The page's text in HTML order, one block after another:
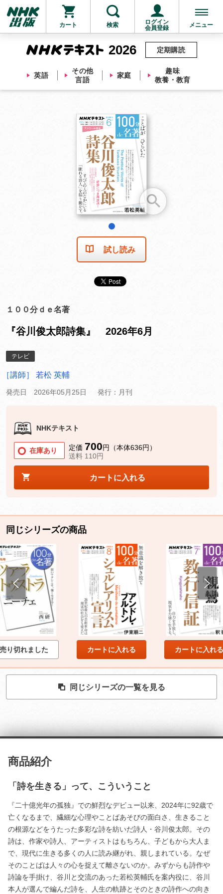
カート 検索
ログイン
会員登録
メニュー
2026
英語
その他
言語
家庭
趣味
教養・教育
定期購読
他にも商品を買う
試し読み
１００分ｄｅ名著
『谷川俊太郎詩集』 2026年6月
テレビ
［講師］ 若松 英輔
発売日 2026年05月25日 発行：月刊
NHKテキスト
在庫あり 定価 700円（本体636円）
送料 110円
カートに入れる
同じシリーズの商品
売り切れました カートに入れる カートに入れる
同じシリーズの一覧を見る
商品紹介
「詩を生きる」って、こういうこと
『二十億光年の孤独』での鮮烈なデビュー以来、2024年に92歳で
亡くなるまで、繊細な心理やことばあそびの面白さ、生きること
の根源などをうたった多彩な詩を紡いだ詩人・谷川俊太郎。その
詩は、作家や詩人、アーティストはもちろん、子どもから大人ま
で、現代に生きる多くの人に読み継がれ、親しまれている。なぜ
そのことばは人々の心を捉えて離さないのか。みずからも詩作や
詩論を手掛け、谷川と交流のあった若松英輔氏を案内役に、谷川
本人が選んで編んだ詩を、人生の軌跡とそのときの詩作への向き